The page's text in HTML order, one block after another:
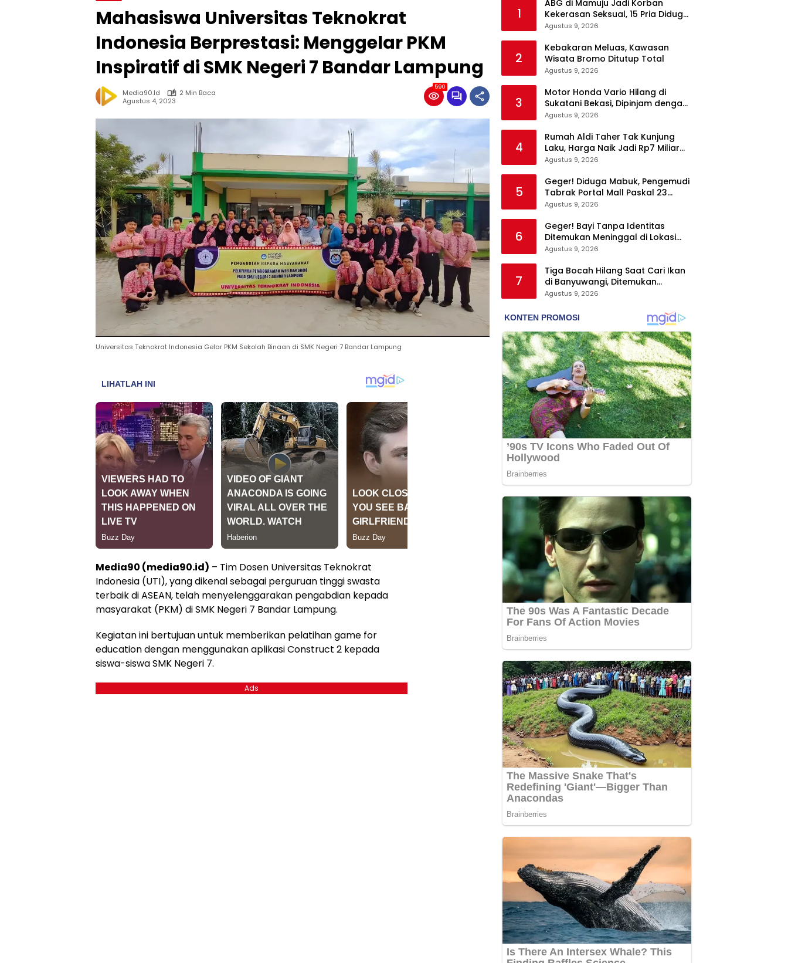
Mahasiswa Universitas Teknokrat
Indonesia Berprestasi: Menggelar PKM
Inspiratif di SMK Negeri 7 Bandar Lampung
Media90.id
2 Min Baca
Agustus 4, 2023
590
Universitas Teknokrat Indonesia Gelar PKM Sekolah Binaan di SMK Negeri 7 Bandar Lampung
Media90 (media90.id) – Tim Dosen Universitas Teknokrat
Indonesia (UTI), yang dikenal sebagai perguruan tinggi swasta
terbaik di ASEAN, telah menyelenggarakan pengabdian kepada
masyarakat (PKM) di SMK Negeri 7 Bandar Lampung.
Kegiatan ini bertujuan untuk memberikan pelatihan game for
education dengan menggunakan aplikasi Construct 2 kepada
siswa-siswa SMK Negeri 7.
Ads
1
ABG di Mamuju Jadi Korban
Kekerasan Seksual, 15 Pria Diduga
Terlibat
Agustus 9, 2026
2
Kebakaran Meluas, Kawasan
Wisata Bromo Ditutup Total
Agustus 9, 2026
3
Motor Honda Vario Hilang di
Sukatani Bekasi, Dipinjam dengan
Alasan ke Indomaret Malah Tak
Agustus 9, 2026
4
Rumah Aldi Taher Tak Kunjung
Laku, Harga Naik Jadi Rp7 Miliar
dan Bonus Mercedes-Benz C200
Agustus 9, 2026
5
Geger! Diduga Mabuk, Pengemudi
Tabrak Portal Mall Paskal 23
Bandung lalu Tertidur
Agustus 9, 2026
6
Geger! Bayi Tanpa Identitas
Ditemukan Meninggal di Lokasi
Pembuangan Sampah Tangerang
Agustus 9, 2026
7
Tiga Bocah Hilang Saat Cari Ikan
di Banyuwangi, Ditemukan
Selamat di Balik Semak dan Atas
Agustus 9, 2026